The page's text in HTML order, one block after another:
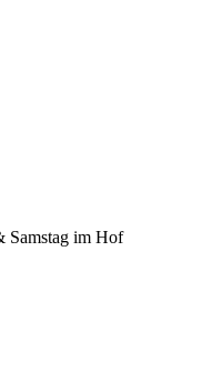
Samstag im Hof